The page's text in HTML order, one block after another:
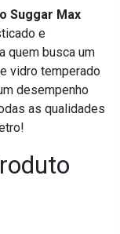
Suggar Max
e
quem busca um
vidro temperado
desempenho
as qualidades